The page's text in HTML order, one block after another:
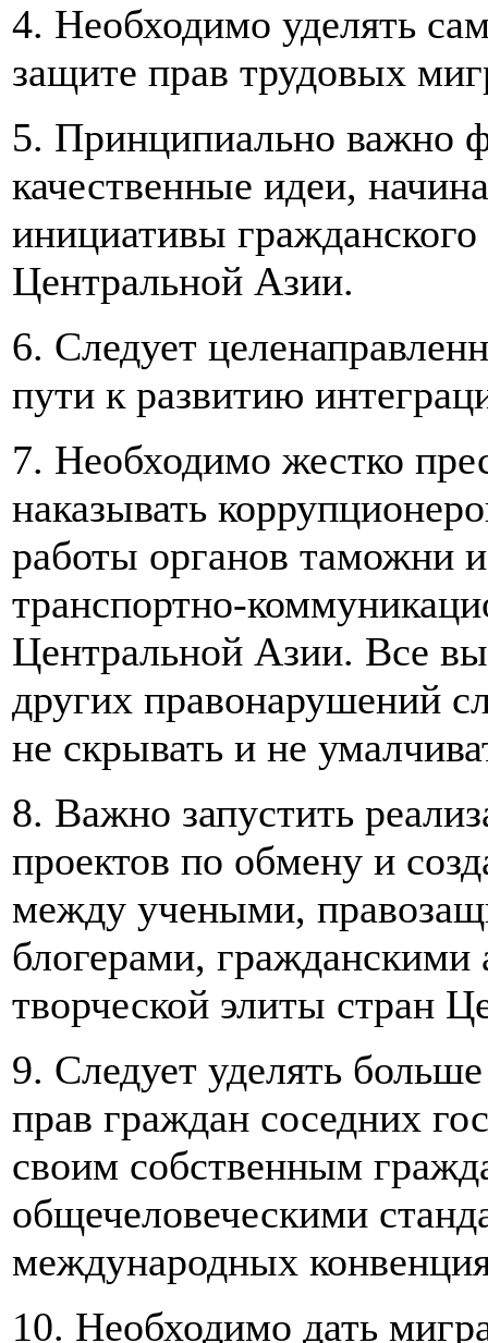
4. Необходимо уделять
защите прав трудовых
5. Принципиально важно
качественные идеи,
инициативы
Центральной Азии.
6. Следует
пути к развитию
7. Необходимо жестко
наказывать
работы органов таможни
транспортно-
Центральной Азии. Все
других правонарушений
не скрывать и не
8. Важно запустить
проектов по обмену и
между учеными,
блогерами, гражданскими
творческой элиты стран
9. Следует уделять
прав граждан соседних
своим собственным
общечеловеческими
международных
10. Необходимо дать